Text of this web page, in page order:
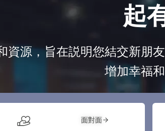
起
資源，旨在説明您結交新朋
增加幸福
面對面